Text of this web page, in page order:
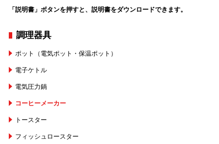
「説明書」ボタンを押すと、説明書をダウンロードできます。
調理器具
ポット（電気ポット・保温ポット）
電子ケトル
電気圧力鍋
コーヒーメーカー
トースター
フィッシュロースター